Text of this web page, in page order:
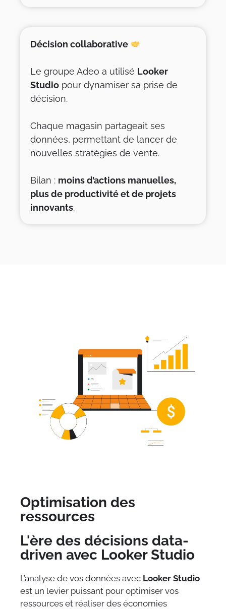
Décision collaborative
Le groupe Adeo a utilisé Looker
Studio pour dynamiser sa prise de
décision.
Chaque magasin partageait ses
données, permettant de lancer de
nouvelles stratégies de vente.
Bilan : moins d’actions manuelles,
plus de productivité et de projets
innovants.
Optimisation des
ressources
L'ère des décisions data-
driven avec Looker Studio
L’analyse de vos données avec Looker Studio
est un levier puissant pour optimiser vos
ressources et réaliser des économies